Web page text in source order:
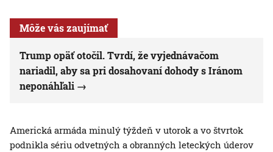
Môže vás zaujímať
Trump opäť otočil. Tvrdí, že vyjednávačom
nariadil, aby sa pri dosahovaní dohody s Iránom
neponáhľali
Americká armáda minulý týždeň v utorok a vo štvrtok
podnikla sériu odvetných a obranných leteckých úderov